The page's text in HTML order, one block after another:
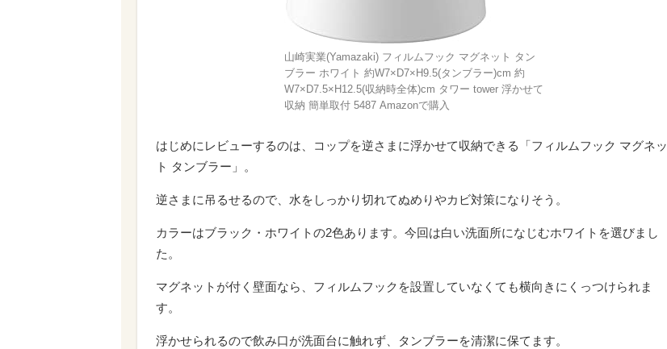
山崎実業(Yamazaki) フィルムフック マグネット タン
ブラー ホワイト 約W7×D7×H9.5(タンブラー)cm 約
W7×D7.5×H12.5(収納時全体)cm タワー tower 浮かせて
収納 簡単取付 5487 Amazonで購入
はじめにレビューするのは、コップを逆さまに浮かせて収納できる「フィルムフック マグネッ
ト タンブラー」。
逆さまに吊るせるので、水をしっかり切れてぬめりやカビ対策になりそう。
カラーはブラック・ホワイトの2色あります。今回は白い洗面所になじむホワイトを選びまし
た。
マグネットが付く壁面なら、フィルムフックを設置していなくても横向きにくっつけられま
す。
浮かせられるので飲み口が洗面台に触れず、タンブラーを清潔に保てます。